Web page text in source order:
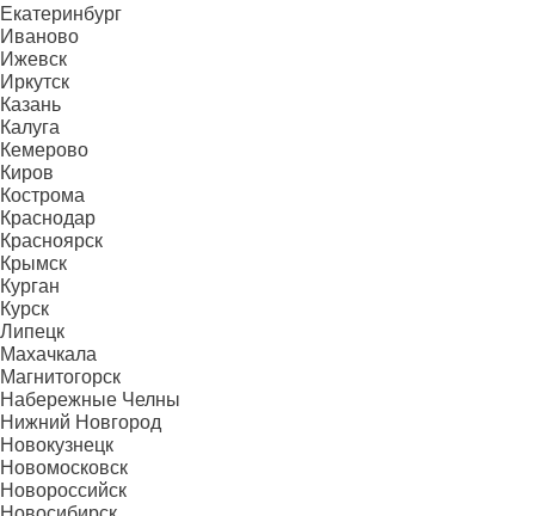
Екатеринбург
Иваново
Ижевск
Иркутск
Казань
Калуга
Кемерово
Киров
Кострома
Краснодар
Красноярск
Крымск
Курган
Курск
Липецк
Махачкала
Магнитогорск
Набережные Челны
Нижний Новгород
Новокузнецк
Новомосковск
Новороссийск